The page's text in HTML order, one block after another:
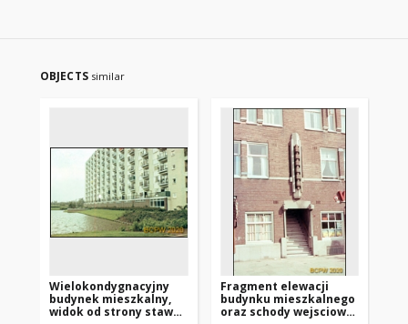
OBJECTS similar
Wielokondygnacyjny
budynek mieszkalny,
widok od strony stawu,
Fragment elewacji
budynku mieszkalnego
oraz schody wejsciowe,